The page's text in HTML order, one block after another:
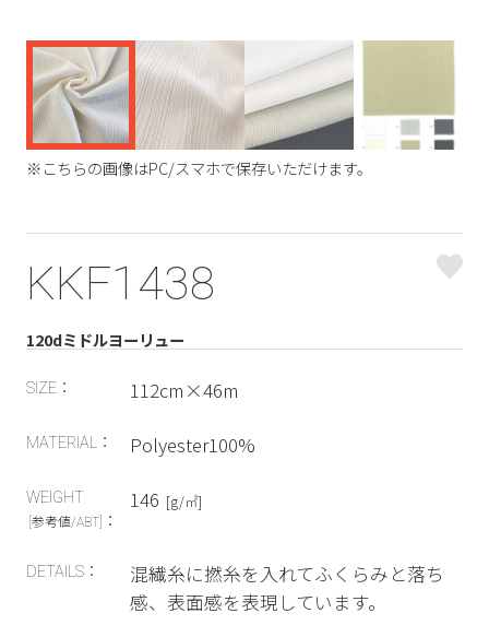
※こちらの画像はPC/スマホで保存いただけます。
KKF1438
120dミドルヨーリュー
SIZE： 112cm×46m
MATERIAL： Polyester100%
WEIGHT
[参考値/ABT] ：
146 [g/㎡]
DETAILS：
混繊糸に撚糸を入れてふくらみと落ち
感、表面感を表現しています。